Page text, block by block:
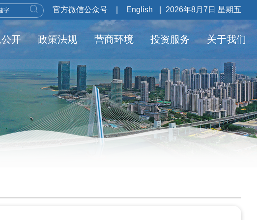
官方微信公众号 English 2026年8月7日 星期五
开 政策法规 营商环境 投资服务 关于我们